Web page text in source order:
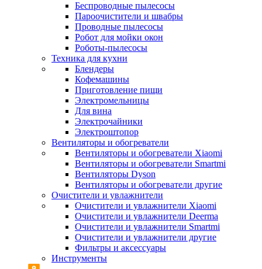
Беспроводные пылесосы
Пароочистители и швабры
Проводные пылесосы
Робот для мойки окон
Роботы-пылесосы
Техника для кухни
Блендеры
Кофемашины
Приготовление пищи
Электромельницы
Для вина
Электрочайники
Электроштопор
Вентиляторы и обогреватели
Вентиляторы и обогреватели Xiaomi
Вентиляторы и обогреватели Smartmi
Вентиляторы Dyson
Вентиляторы и обогреватели другие
Очистители и увлажнители
Очистители и увлажнители Xiaomi
Очистители и увлажнители Deerma
Очистители и увлажнители Smartmi
Очистители и увлажнители другие
Фильтры и аксессуары
Инструменты